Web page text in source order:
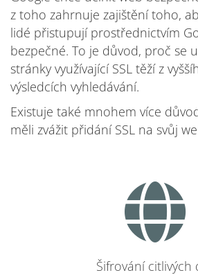
z toho zahrnuje zajištění toho,
lidé přistupují prostřednictvím
bezpečné. To je důvod, proč se
stránky využívající SSL těží z
výsledcích vyhledávání.
Existuje také mnohem více
měli zvážit přidání SSL na svůj
Šifrování citlivých